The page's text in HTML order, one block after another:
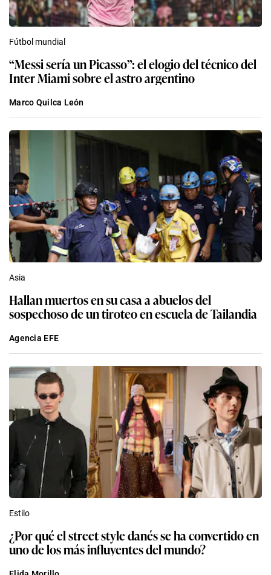
Fútbol mundial
“Messi sería un Picasso”: el elogio del técnico del
Inter Miami sobre el astro argentino
Marco Quilca León
Asia
Hallan muertos en su casa a abuelos del
sospechoso de un tiroteo en escuela de Tailandia
Agencia EFE
Estilo
¿Por qué el street style danés se ha convertido en
uno de los más influyentes del mundo?